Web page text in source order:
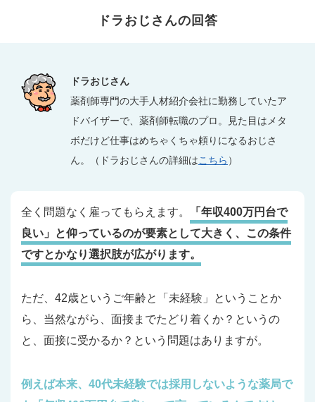
ドラおじさん
薬剤師専門の大手人材紹介会社に勤務していたア
ドバイザーで、薬剤師転職のプロ。見た目はメタ
ボだけど仕事はめちゃくちゃ頼りになるおじさ
ん。（ドラおじさんの詳細はこちら ）
全く問題なく雇ってもらえます。
「年収400万円台で
良い」と仰っているのが要素として大きく、この条件
ですとかなり選択肢が広がります。
ただ、42歳というご年齢と「未経験」ということか
ら、当然ながら、面接までたどり着くか？というの
と、面接に受かるか？という問題はありますが。
例えば本来、40代未経験では採用しないような薬局で